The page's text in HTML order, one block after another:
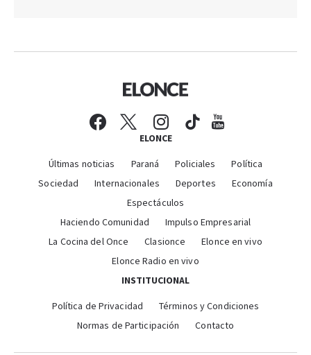
ELONCE
Últimas noticias Paraná Policiales
Política
Sociedad
Internacionales Deportes
Economía
Espectáculos
Haciendo Comunidad
Impulso Empresarial
La Cocina del Once
Clasionce
Elonce en vivo
Elonce Radio en vivo
INSTITUCIONAL
Política de Privacidad
Términos y Condiciones
Normas de Participación
Contacto